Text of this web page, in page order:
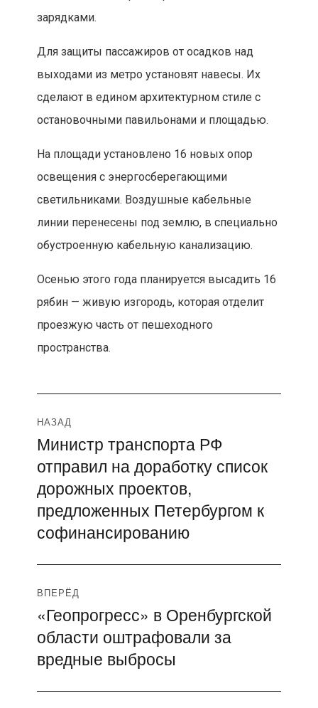
зарядками.
Для защиты пассажиров от осадков над
выходами из метро установят навесы. Их
сделают в едином архитектурном стиле с
остановочными павильонами и площадью.
На площади установлено 16 новых опор
освещения с энергосберегающими
светильниками. Воздушные кабельные
линии перенесены под землю, в специально
обустроенную кабельную канализацию.
Осенью этого года планируется высадить 16
рябин — живую изгородь, которая отделит
проезжую часть от пешеходного
пространства.
Навигация
по
записям
НАЗАД
Предыдущая
запись:
Министр транспорта РФ
отправил на доработку список
дорожных проектов,
предложенных Петербургом к
софинансированию
ВПЕРЁД
Следующая
запись:
«Геопрогресс» в Оренбургской
области оштрафовали за
вредные выбросы